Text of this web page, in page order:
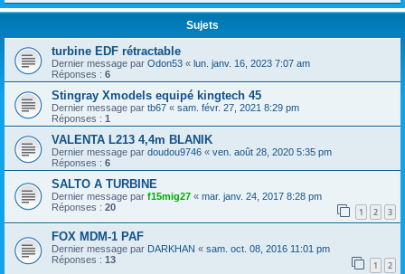
Sujets
turbine EDF rétractable
Dernier message par Odon53 « lun. janv. 16, 2023 7:07 am
Réponses : 6
Stingray Xmodels equipé kingtech 45
Dernier message par tb67 « sam. févr. 27, 2021 8:29 pm
Réponses : 1
VALENTA L213 4,4m BLANIK
Dernier message par doudou9746 « ven. août 28, 2020 5:35 pm
Réponses : 6
SALTO A TURBINE
Dernier message par f15mig27 « mar. janv. 24, 2017 8:28 pm
Réponses : 20 1 2 3
FOX MDM-1 PAF
Dernier message par DARKHAN « sam. oct. 08, 2016 11:01 pm
Réponses : 13 1 2